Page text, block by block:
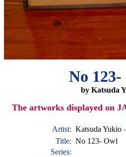
No
by Katsuda
The artworks displayed on
Artist: Katsuda Yukio
Title: No 123- Owl
Series: